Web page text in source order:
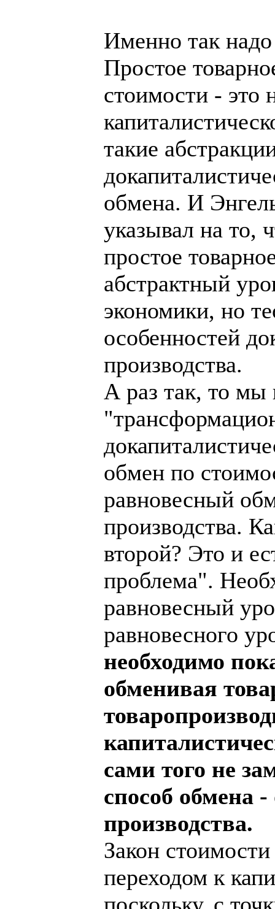
Именно так
Простое
стоимости - это
такие
обмена. И
указывал на то,
простое
абстрактный
экономики, но
особенностей
производства.
А раз так, то мы
обмен по
равновесный
производства.
второй? Это и
проблема".
равновесный
равновесного
необходимо
обменивая
сами того не
способ обмена
производства.
Закон
переходом к